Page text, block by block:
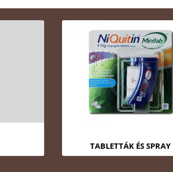
TABLETTÁK ÉS SPRAY